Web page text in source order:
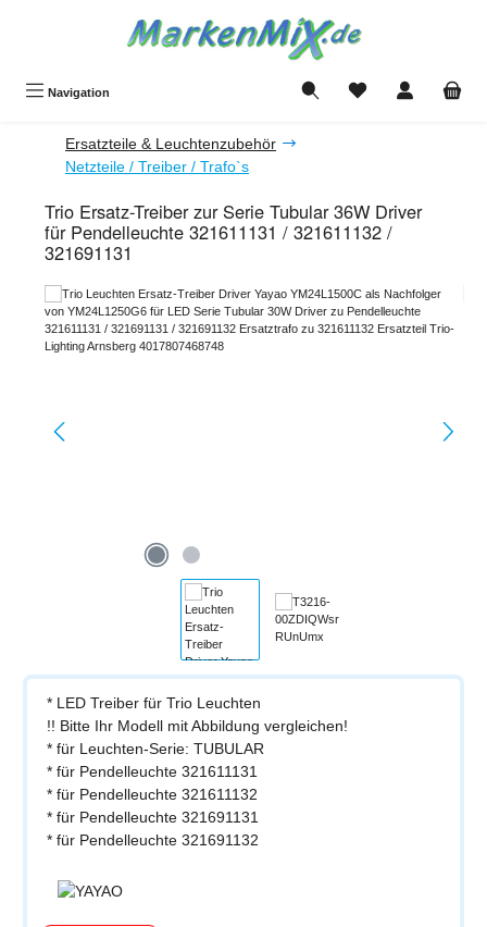
Navigation Du hast 0 Produkte
Ersatzteile & Leuchtenzubehör
Netzteile / Treiber / Trafo`s
Trio Ersatz-Treiber zur Serie Tubular 36W Driver
für Pendelleuchte 321611131 / 321611132 /
321691131
Bildergalerie überspringen
* LED Treiber für Trio Leuchten
!! Bitte Ihr Modell mit Abbildung vergleichen!
* für Leuchten-Serie: TUBULAR
* für Pendelleuchte 321611131
* für Pendelleuchte 321611132
* für Pendelleuchte 321691131
* für Pendelleuchte 321691132